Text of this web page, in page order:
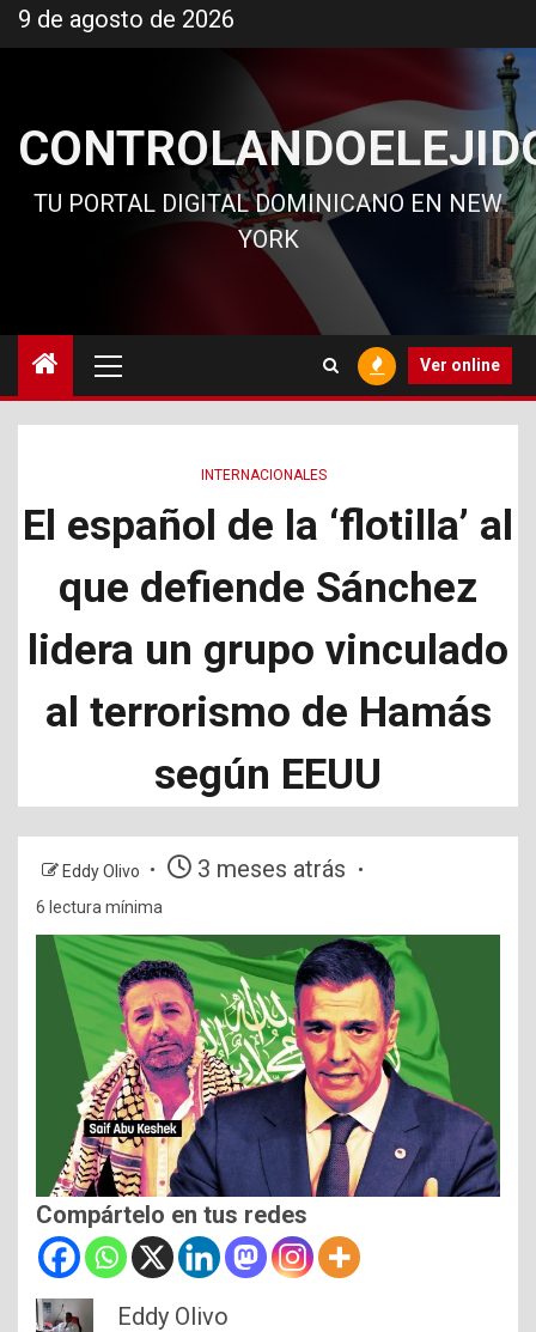
al
9 de agosto de 2026
TU PORTAL DIGITAL DOMINICANO EN NEW
YORK
principal
Ver online
INTERNACIONALES
El español de la ‘flotilla’ al
que defiende Sánchez
lidera un grupo vinculado
al terrorismo de Hamás
según EEUU
Eddy Olivo 3 meses atrás
6 lectura mínima
Compártelo en tus redes
Eddy Olivo